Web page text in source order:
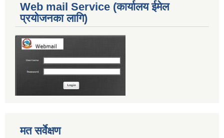
Web mail Service (कार्यालय ईमेल
प्रयोजनका लागि)
मत सर्वेक्षण